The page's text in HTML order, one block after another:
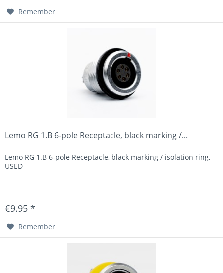
Remember
Lemo RG 1.B 6-pole Receptacle, black marking /...
Lemo RG 1.B 6-pole Receptacle, black marking / isolation ring,
USED
€9.95 *
Remember